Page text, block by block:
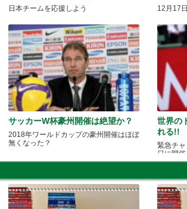
日本チームを応援しよう 12月17
サッカーW杯豪州開催は絶望か？
2018年ワールドカップの豪州開催はほぼ
無くなった？
世界の
れる!!
緊急チ
日に開催